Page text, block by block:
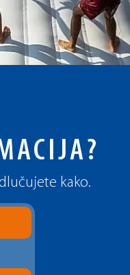
kako.